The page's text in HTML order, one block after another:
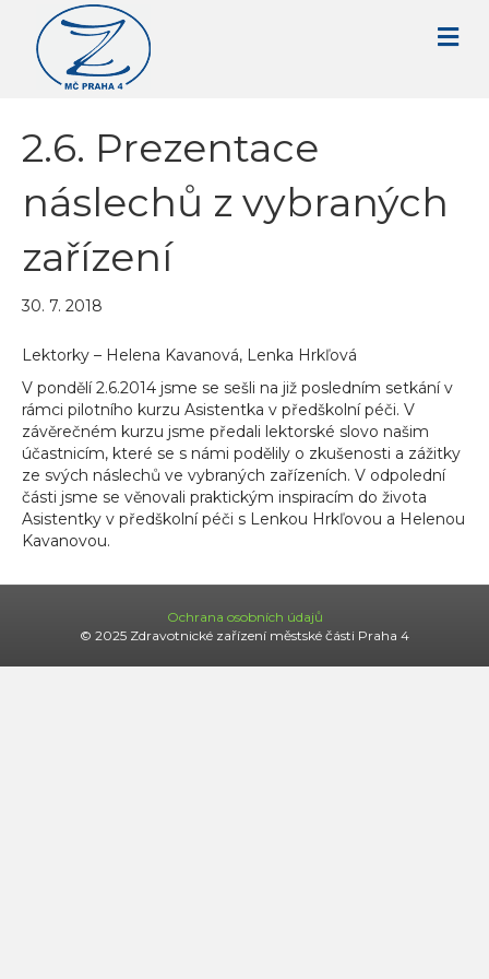
2.6. Prezentace
náslechů z vybraných
zařízení
30. 7. 2018
Lektorky – Helena Kavanová, Lenka Hrkľová
V pondělí 2.6.2014 jsme se sešli na již posledním setkání v
rámci pilotního kurzu Asistentka v předškolní péči. V
závěrečném kurzu jsme předali lektorské slovo našim
účastnicím, které se s námi podělily o zkušenosti a zážitky
ze svých náslechů ve vybraných zařízeních. V odpolední
části jsme se věnovali praktickým inspiracím do života
Asistentky v předškolní péči s Lenkou Hrkľovou a Helenou
Kavanovou.
Ochrana osobních údajů
© 2025 Zdravotnické zařízení městské části Praha 4